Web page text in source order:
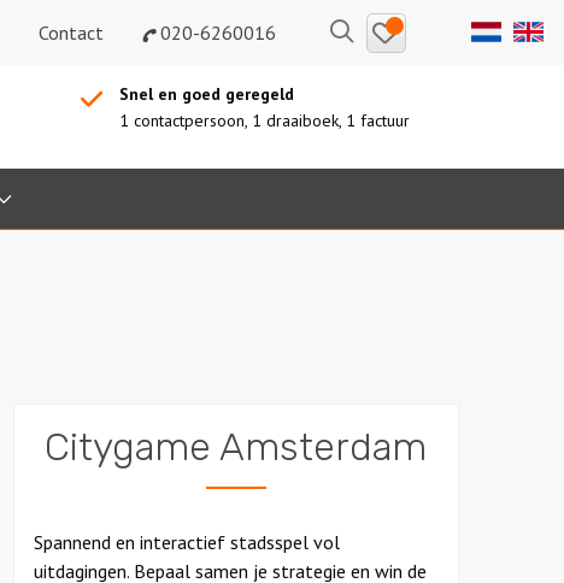
Contact 020-6260016 ZoekenBewaarde
uitjes
Snel en goed geregeld
1 contactpersoon, 1 draaiboek, 1 factuur
Citygame Amsterdam
Spannend en interactief stadsspel vol
uitdagingen. Bepaal samen je strategie en win de